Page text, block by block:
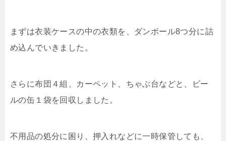
まずは衣装ケースの中の衣類を、ダンボール8つ分に詰
め込んでいきました。
さらに布団４組、カーペット、ちゃぶ台などと、ビー
ルの缶１袋を回収しました。
不用品の処分に困り、押入れなどに一時保管しても、